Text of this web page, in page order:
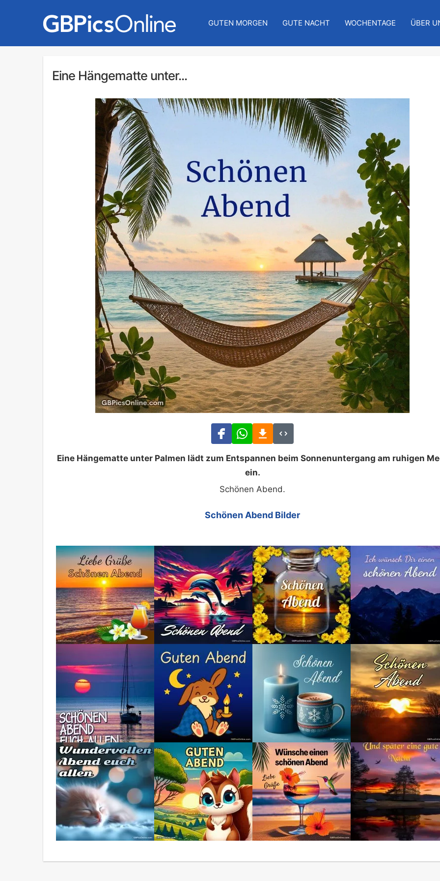
GUTEN MORGEN GUTE NACHT WOCHENTAGE ÜBER
Eine Hängematte unter...
Eine Hängematte unter Palmen lädt zum Entspannen beim Sonnenuntergang am ruhigen
ein.
Schönen Abend.
Schönen Abend Bilder